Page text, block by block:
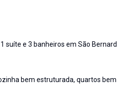
suíte e 3 banheiros em São
bem estruturada, quartos